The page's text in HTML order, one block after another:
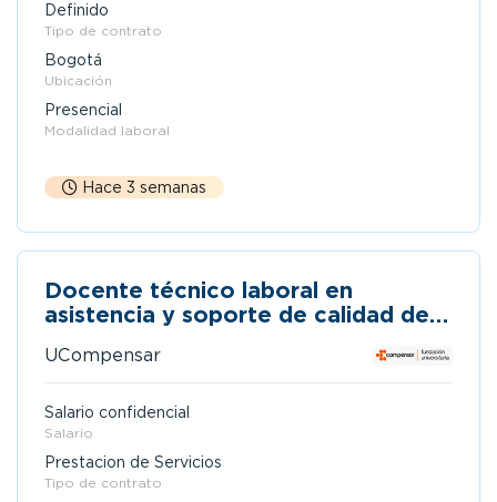
Definido
Tipo de contrato
Bogotá
Ubicación
Presencial
Modalidad laboral
Hace 3 semanas
Docente técnico laboral en
asistencia y soporte de calidad de
UCompensar
Salario confidencial
Salario
Prestacion de Servicios
Tipo de contrato